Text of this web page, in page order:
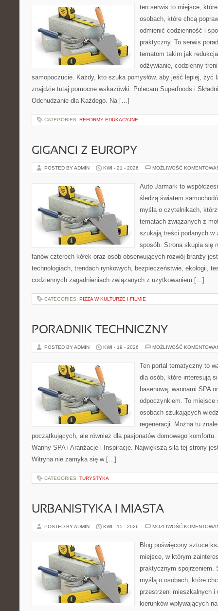
ten serwis to miejsce,
osobach, które chcą
odmienić codzienność i
praktyczny. To serwis
tematom takim jak
odżywianie, codzienny
samopoczucie. Każdy, kto szuka pomysłów, aby jeść lepiej, żyć
znajdzie tutaj pomocne wskazówki. Polecam Superfoods i
Odchudzanie dla Każdego. Na […]
CATEGORIES: REFORMY EDUKACYJNE
GIGANCI Z EUROPY
POSTED BY ADMIN KWI - 21 - 2026 MOŻLIWOŚĆ
Auto Jarmark to
śledzą światem
myślą o czytelnikach,
tematach związanych z
szukają treści podanych w
sposób. Strona skupia się
fanów czterech kółek oraz osób obserwujących rozwój branży
technologiach, trendach rynkowych, bezpieczeństwie, ekologii,
codziennych zagadnieniach związanych z użytkowaniem […]
CATEGORIES: PIZZA W KULTURZE I FILMIE
PORADNIK TECHNICZNY
POSTED BY ADMIN KWI - 19 - 2026 MOŻLIWOŚĆ
Ten portal tematyczny to
dla osób, które interesują
basenową, wannami SPA
odpoczynkiem. To miejsce
osobach szukających
regeneracji. Można tu
początkujących, ale również dla pasjonatów domowego
Wanny SPA i Aranżacje i Inspiracje. Największą siłą tej strony
Witryna nie zamyka się w […]
CATEGORIES: TURYSTYKA
URBANISTYKA I MIASTA
POSTED BY ADMIN KWI - 15 - 2026 MOŻLIWOŚĆ
Blog poświęcony sztuce
miejsce, w którym
praktycznym spojrzeniem.
myślą o osobach, które
przestrzeni mieszkalnych i
kierunków wpływających